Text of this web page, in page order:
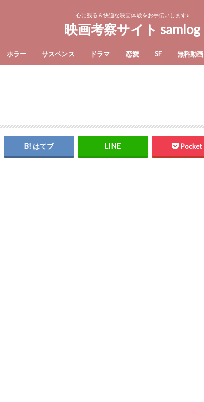
心に残る＆快適な映画体験をお手伝いします♪
映画考察サイト samlog
ホラー サスペンス ドラマ 恋愛 SF 無料動画
はてブ Pocket